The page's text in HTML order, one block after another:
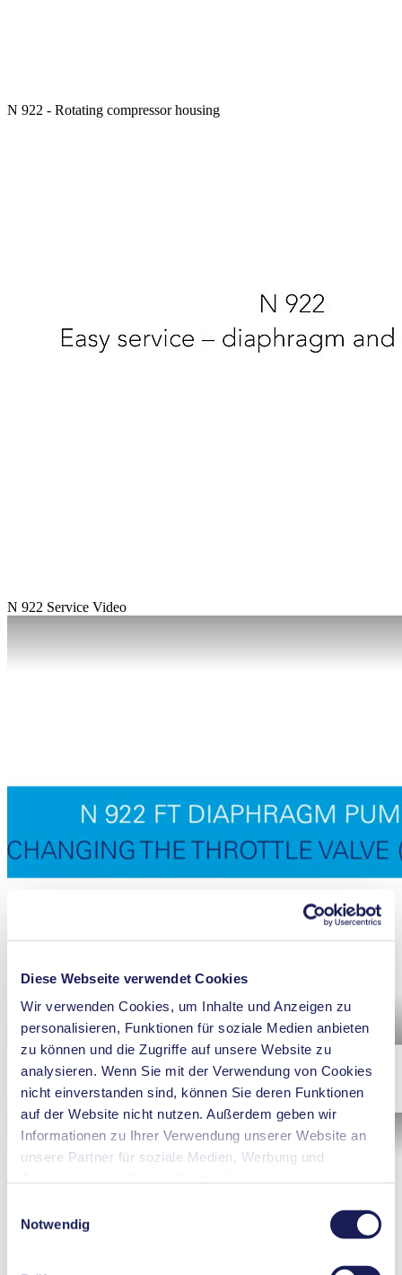
Diese Webseite verwendet Cookies
Wir verwenden Cookies, um Inhalte und Anzeigen zu
personalisieren, Funktionen für soziale Medien anbieten
zu können und die Zugriffe auf unsere Website zu
analysieren. Wenn Sie mit der Verwendung von Cookies
nicht einverstanden sind, können Sie deren Funktionen
auf der Website nicht nutzen. Außerdem geben wir
Informationen zu Ihrer Verwendung unserer Website an
unsere Partner für soziale Medien, Werbung und
zusammen, die Sie ihnen bereitgestellt haben oder die
sie im Rahmen Ihrer Nutzung der Dienste gesammelt
haben. Sie können Ihre Einwilligung jederzeit widerrufen,
Notwendig
N 922 - Rotating compressor housing
N 922 Service Video
N 922 - Changing throttle valve